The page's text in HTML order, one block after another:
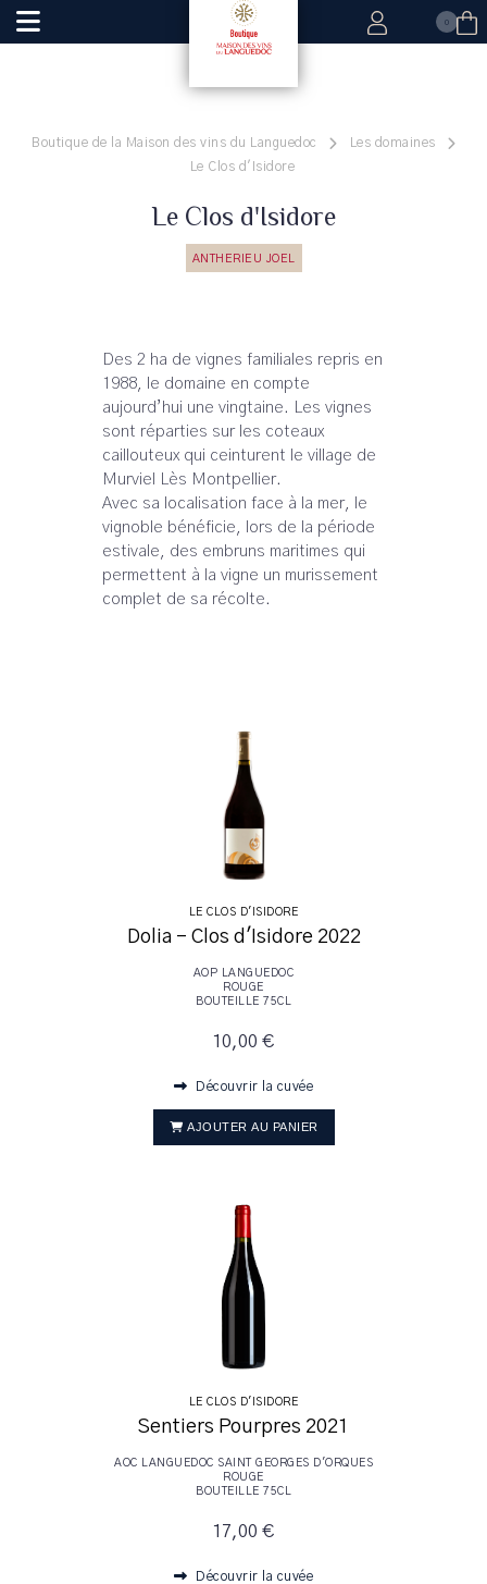
0
Boutique de la Maison des vins du Languedoc
Les domaines
Le Clos d'Isidore
Le Clos d'Isidore
ANTHERIEU JOEL
Des 2 ha de vignes familiales repris en
1988, le domaine en compte
aujourd’hui une vingtaine. Les vignes
sont réparties sur les coteaux
caillouteux qui ceinturent le village de
Murviel Lès Montpellier.
Avec sa localisation face à la mer, le
vignoble bénéficie, lors de la période
estivale, des embruns maritimes qui
permettent à la vigne un murissement
complet de sa récolte.
LE CLOS D'ISIDORE
Dolia - Clos d'Isidore 2022
AOP LANGUEDOC
ROUGE
BOUTEILLE 75CL
10,00 €
Découvrir la cuvée
AJOUTER AU PANIER
LE CLOS D'ISIDORE
Sentiers Pourpres 2021
AOC LANGUEDOC SAINT GEORGES D'ORQUES
ROUGE
BOUTEILLE 75CL
17,00 €
Découvrir la cuvée